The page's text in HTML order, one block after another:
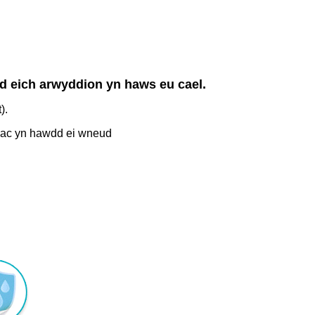
eich arwyddion yn haws eu cael.
yn hawdd ei wneud